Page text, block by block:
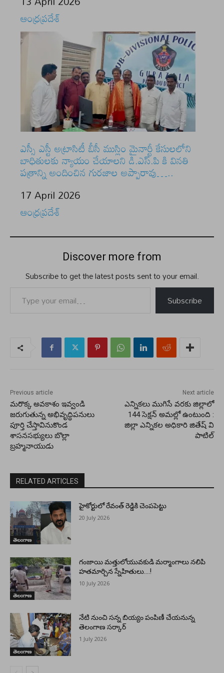
In relation to
ఆంధ్రప్రదేశ్
ఎస్సీ ఎస్టీ అట్రాసిటీ బీసీ ముస్లిం మైనార్టీ కేసులలోని
బాధితులకు న్యాయం చేయాలని డి.ఎస్.పి కి వినతి
పత్రాన్ని అందించిన గురజాల అప్పారావు…..
Date
17 April 2026
In relation to
ఆంధ్రప్రదేశ్
Discover more from
Subscribe to get the latest posts sent to your email.
Subscribe
Previous article
మరొక్క అవకాశం ఇవ్వండి
జరుగుతున్న అభివృద్ధిపనులు
పూర్తి చేస్తావినుకొండ
శాసనసభ్యులు బొల్లా
బ్రహ్మనాయుడు
Next article
ఎన్నికలు ముగిసే వరకు జిల్లాలో
144 సెక్షన్ అమల్లో ఉంటుంది :
జిల్లా ఎన్నికల అధికారి జితేష్ వి
పాటిల్
RELATED ARTICLES
తెలంగాణ
హైకోర్టులో రేవంత్ రెడ్డికి చెంపపెట్టు
20 July 2026
తెలంగాణ
గంజాయి మత్తులోయువకుడి మర్మాంగాలు నలిపి
హతమార్చిన స్నేహితులు….!
10 July 2026
తెలంగాణ
నేటి నుంచి సన్న బియ్యం పంపిణీ చేయనున్న
తెలంగాణ సర్కార్
1 July 2026